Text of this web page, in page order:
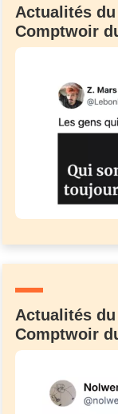
Actualités
Comptwoir
Actualités
Comptwoir